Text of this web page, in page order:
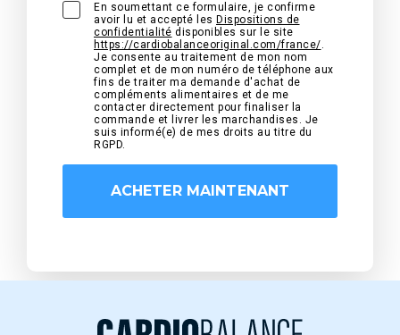
En soumettant ce formulaire, je confirme
avoir lu et accepté les Dispositions de
confidentialité disponibles sur le site
https://cardiobalanceoriginal.com/france/.
Je consente au traitement de mon nom
complet et de mon numéro de téléphone aux
fins de traiter ma demande d'achat de
compléments alimentaires et de me
contacter directement pour finaliser la
commande et livrer les marchandises. Je
suis informé(e) de mes droits au titre du
RGPD.
ACHETER MAINTENANT